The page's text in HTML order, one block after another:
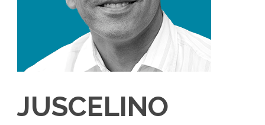
JUSCELINO